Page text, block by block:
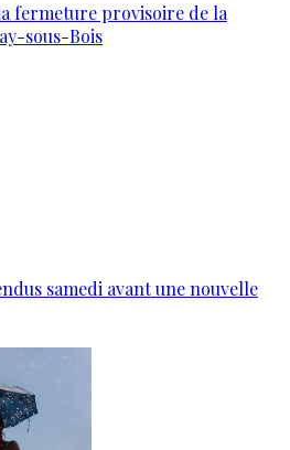
fermeture provisoire de la
sous-Bois
samedi avant une nouvelle